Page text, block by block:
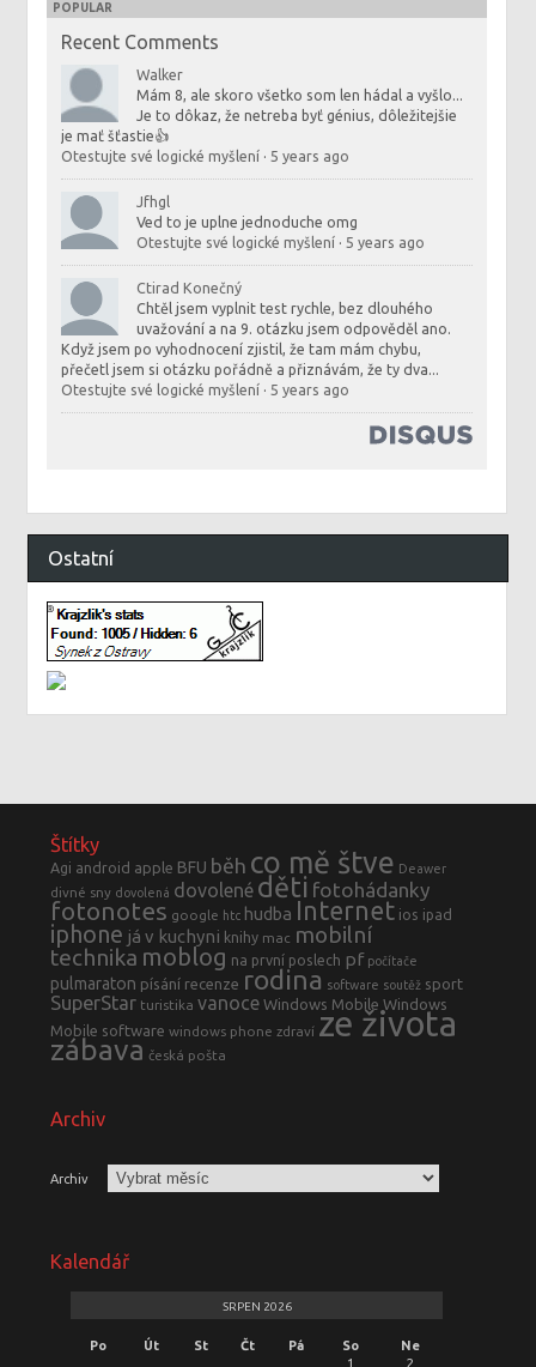
POPULAR
Recent Comments
Walker
Mám 8, ale skoro všetko som len hádal a vyšlo...
Je to dôkaz, že netreba byť génius, dôležitejšie
je mať šťastie👍
Otestujte své logické myšlení · 5 years ago
Jfhgl
Ved to je uplne jednoduche omg
Otestujte své logické myšlení · 5 years ago
Ctirad Konečný
Chtěl jsem vyplnit test rychle, bez dlouhého
uvažování a na 9. otázku jsem odpověděl ano.
Když jsem po vyhodnocení zjistil, že tam mám chybu,
přečetl jsem si otázku pořádně a přiznávám, že ty dva...
Otestujte své logické myšlení · 5 years ago
Ostatní
Štítky
Agi android apple BFU běh co mě štve Deawer
divné sny dovolená dovolené děti fotohádanky
fotonotes google htc hudba Internet ios ipad
iphone já v kuchyni knihy mac mobilní
technika moblog na první poslech pf počítače
pulmaraton písání recenze rodina software soutěž sport
SuperStar turistika vanoce Windows Mobile Windows
Mobile software windows phone zdraví ze života
zábava česká pošta
Archiv
Archiv
Kalendář
SRPEN 2026
Po Út St Čt Pá So
Ne
1
2